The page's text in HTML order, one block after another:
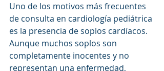
Uno de los motivos más frecuentes
de consulta en cardiología pediátrica
es la presencia de soplos cardíacos.
Aunque muchos soplos son
completamente inocentes y no
representan una enfermedad,